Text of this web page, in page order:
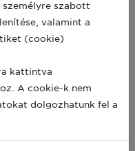
kapcsán
új kötelező
bevezetését
kis segítséget
rendeletben
meg az
Illetve mi a
nem fogadják el
személyre szabott
valamint a
(cookie)
kattintva
A cookie-k nem
dolgozhatunk fel a